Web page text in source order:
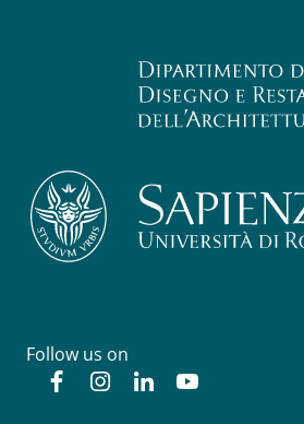
Follow us on
FacebookInstagram
Linkedin